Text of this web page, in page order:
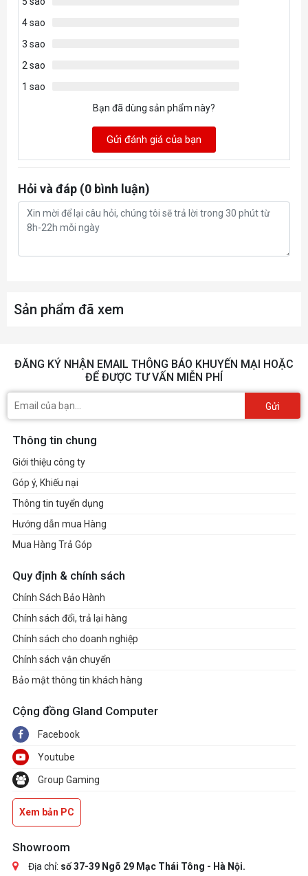
Độ dài dây (m)
Phần mềm
Kích thước (mm)
TÍNH NĂNG
4 sao
3 sao
2 sao
1 sao
Bạn đã dùng sản phẩm này?
Gửi đánh giá của bạn
Hỏi và đáp (0 bình luận)
Sản phẩm đã xem
ĐĂNG KÝ NHẬN EMAIL THÔNG BÁO KHUYẾN MẠI HOẶC
ĐỂ ĐƯỢC TƯ VẤN MIỄN PHÍ
Gửi
Thông tin chung
Giới thiệu công ty
Góp ý, Khiếu nại
Thông tin tuyển dụng
Hướng dẫn mua Hàng
Mua Hàng Trả Góp
Quy định & chính sách
Chính Sách Bảo Hành
Chính sách đổi, trả lại hàng
Chính sách cho doanh nghiệp
Chính sách vận chuyển
Bảo mật thông tin khách hàng
Cộng đồng Gland Computer
Facebook
Youtube
Group Gaming
Xem bản PC
Showroom
Địa chỉ: số 37-39 Ngõ 29 Mạc Thái Tông - Hà Nội.